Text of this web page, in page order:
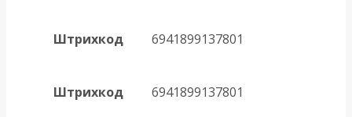
Штрихкод 6941899137801
Штрихкод 6941899137801